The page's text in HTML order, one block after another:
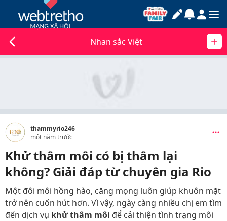
Nhan sắc Việt
thammyrio246
một năm trước
Khử thâm môi có bị thâm lại
không? Giải đáp từ chuyên gia Rio
Một đôi môi hồng hào, căng mọng luôn giúp khuôn mặt
trở nên cuốn hút hơn. Vì vậy, ngày càng nhiều chị em tìm
đến dịch vụ khử thâm môi để cải thiện tình trạng môi